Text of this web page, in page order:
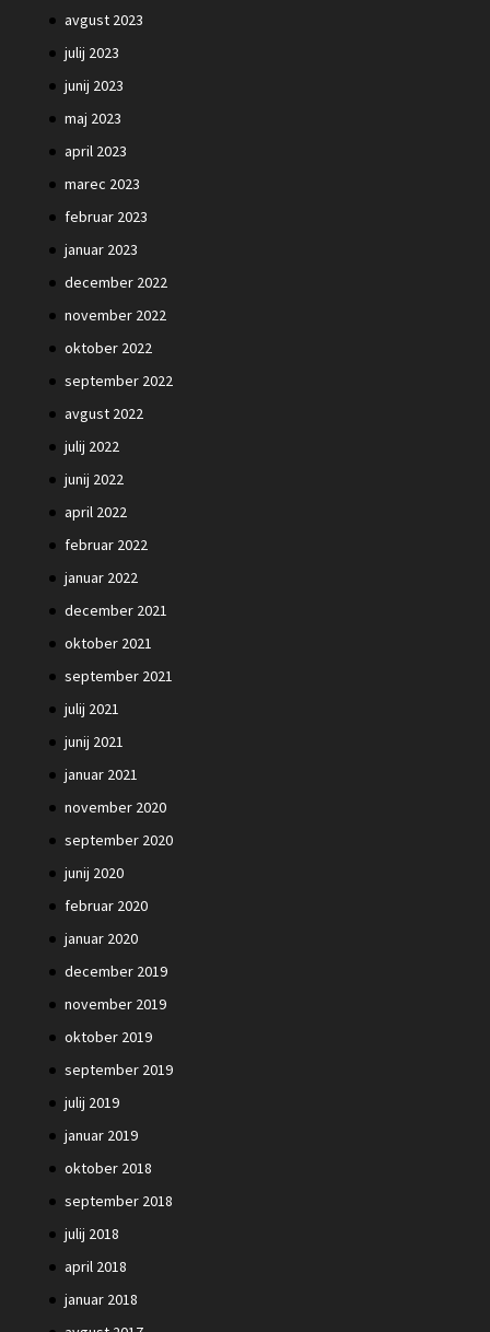
avgust 2023
julij 2023
junij 2023
maj 2023
april 2023
marec 2023
februar 2023
januar 2023
december 2022
november 2022
oktober 2022
september 2022
avgust 2022
julij 2022
junij 2022
april 2022
februar 2022
januar 2022
december 2021
oktober 2021
september 2021
julij 2021
junij 2021
januar 2021
november 2020
september 2020
junij 2020
februar 2020
januar 2020
december 2019
november 2019
oktober 2019
september 2019
julij 2019
januar 2019
oktober 2018
september 2018
julij 2018
april 2018
januar 2018